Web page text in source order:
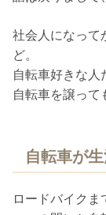
社会人になって
ど。
自転車好きな人
自転車を譲って
自転車が
ロードバイクま